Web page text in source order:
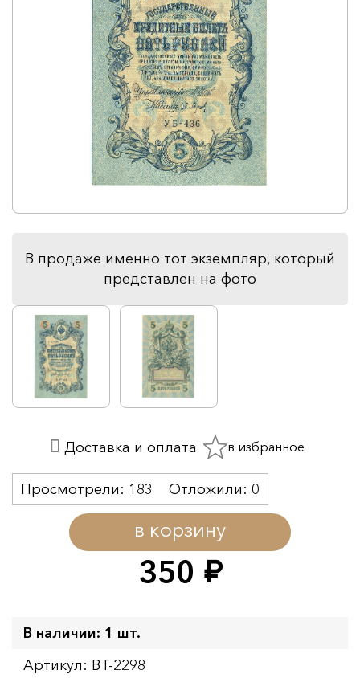
В продаже именно тот экземпляр, который
представлен на фото
350 руб.
в корзину
Просмотрели: 183 Отложили: 0
Доставка и оплата в избранное
В наличии: 1 шт.
Артикул: BT-2298